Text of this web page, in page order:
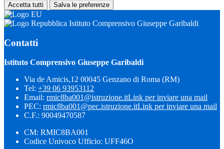
Accetta tutti Salva le preferenze
Istituto Comprensivo Giuseppe Garibaldi
Contatti
Istituto Comprensivo Giuseppe Garibaldi
Via de Amicis,12 00045 Genzano di Roma (RM)
Tel: +39 06 93953112
Email: rmic8ba001@istruzione.itLink per inviare una mail
PEC: rmic8ba001@pec.istruzione.itLink per inviare una mail
C.F.: 90049470587
CM: RMIC8BA001
Codice Univoco Ufficio: UFF46O